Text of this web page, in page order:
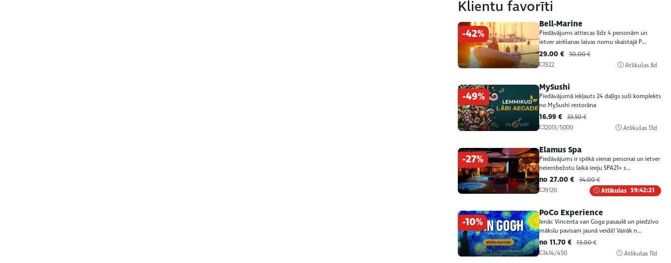
Klientu favorīti
-42%
Bell-Marine
Piedāvājums attiecas līdz 4 personām un
ietver airēšanas laivas nomu skaistajā P...
29.00 € 50.00 €
322
Atlikušas8d
-49%
MySushi
Piedāvājumā iekļauts 24 daļīgs suši komplekts
no MySushi restorāna
16.99 € 33.50 €
2013/5000
Atlikušas13d
-27%
Elamus Spa
Piedāvājums ir spēkā vienai personai un ietver
neierobežotu laikā ieeju SPA21+ s...
no 27.00 € 34.00 €
9120
Atlikušas 59:42:21
-10%
PoCo Experience
Ienāc Vincenta van Goga pasaulē un piedzīvo
mākslu pavisam jaunā veidā! Vairāk n...
no 11.70 € 13.00 €
414/450
Atlikušas11d